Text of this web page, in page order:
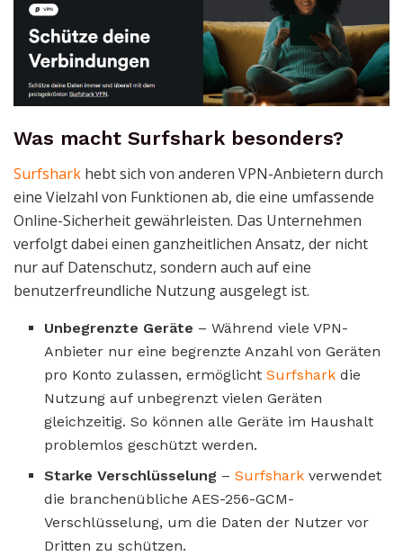
Was macht Surfshark besonders?
Surfshark hebt sich von anderen VPN-Anbietern durch
eine Vielzahl von Funktionen ab, die eine umfassende
Online-Sicherheit gewährleisten. Das Unternehmen
verfolgt dabei einen ganzheitlichen Ansatz, der nicht
nur auf Datenschutz, sondern auch auf eine
benutzerfreundliche Nutzung ausgelegt ist.
Unbegrenzte Geräte – Während viele VPN-
Anbieter nur eine begrenzte Anzahl von Geräten
pro Konto zulassen, ermöglichtSurfshark die
Nutzung auf unbegrenzt vielen Geräten
gleichzeitig. So können alle Geräte im Haushalt
problemlos geschützt werden.
Starke Verschlüsselung –Surfshark verwendet
die branchenübliche AES-256-GCM-
Verschlüsselung, um die Daten der Nutzer vor
Dritten zu schützen.